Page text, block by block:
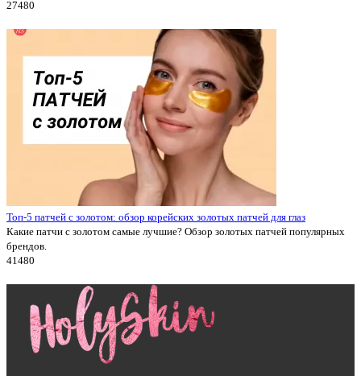
27480
Топ-5 патчей с золотом: обзор корейских золотых патчей для глаз
Какие патчи с золотом самые лучшие? Обзор золотых патчей популярных
брендов.
41480